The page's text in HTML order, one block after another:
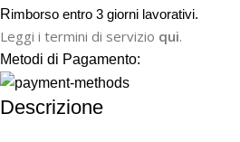
Rimborso entro 3 giorni lavorativi.
Leggi i termini di servizio qui.
Metodi di Pagamento:
Descrizione